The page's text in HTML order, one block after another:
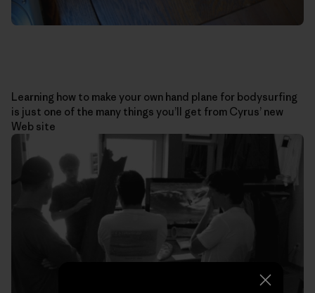
Learning how to make your own hand plane for bodysurfing
is just one of the many things you’ll get from Cyrus’ new
Web site